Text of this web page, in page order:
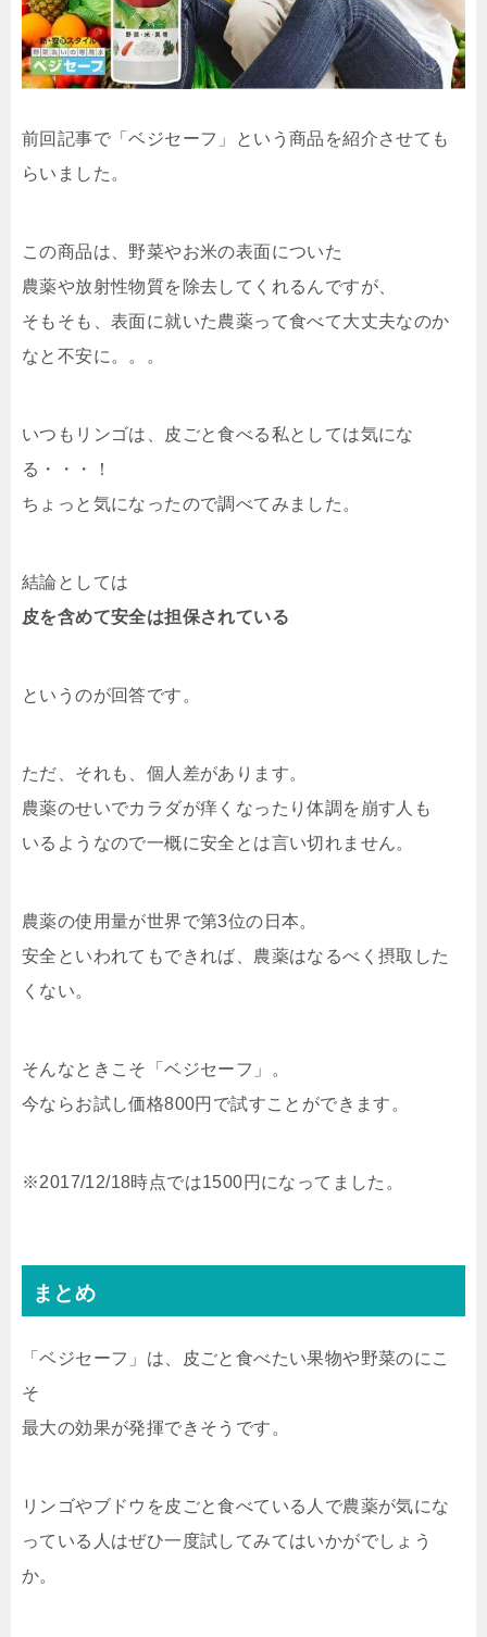
前回記事で「ベジセーフ」という商品を紹介させても
らいました。
この商品は、野菜やお米の表面についた
農薬や放射性物質を除去してくれるんですが、
そもそも、表面に就いた農薬って食べて大丈夫なのか
なと不安に。。。
いつもリンゴは、皮ごと食べる私としては気にな
る・・・！
ちょっと気になったので調べてみました。
結論としては
皮を含めて安全は担保されている
というのが回答です。
ただ、それも、個人差があります。
農薬のせいでカラダが痒くなったり体調を崩す人も
いるようなので一概に安全とは言い切れません。
農薬の使用量が世界で第3位の日本。
安全といわれてもできれば、農薬はなるべく摂取した
くない。
そんなときこそ「ベジセーフ」。
今ならお試し価格800円で試すことができます。
※2017/12/18時点では1500円になってました。
まとめ
「ベジセーフ」は、皮ごと食べたい果物や野菜のにこ
そ
最大の効果が発揮できそうです。
リンゴやブドウを皮ごと食べている人で農薬が気にな
っている人はぜひ一度試してみてはいかがでしょう
か。